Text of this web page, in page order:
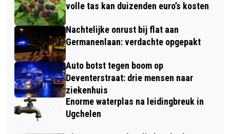
volle tas kan duizenden euro’s kosten
Nachtelijke onrust bij flat aan
Germanenlaan: verdachte opgepakt
Auto botst tegen boom op
Deventerstraat: drie mensen naar
ziekenhuis
Enorme waterplas na leidingbreuk in
Ugchelen